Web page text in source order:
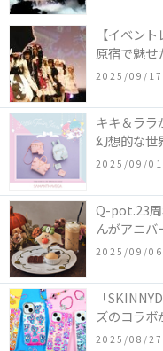
【イベン
原宿で魅せ
2025/09/17
キキ＆ララ
幻想的な世
ツインスタ
2025/09/01
Q-pot.23周
んがアニ
ーキアクセ
「かぼち
2025/09/06
「
ズのコラボ
作コレクシ
2025/08/27